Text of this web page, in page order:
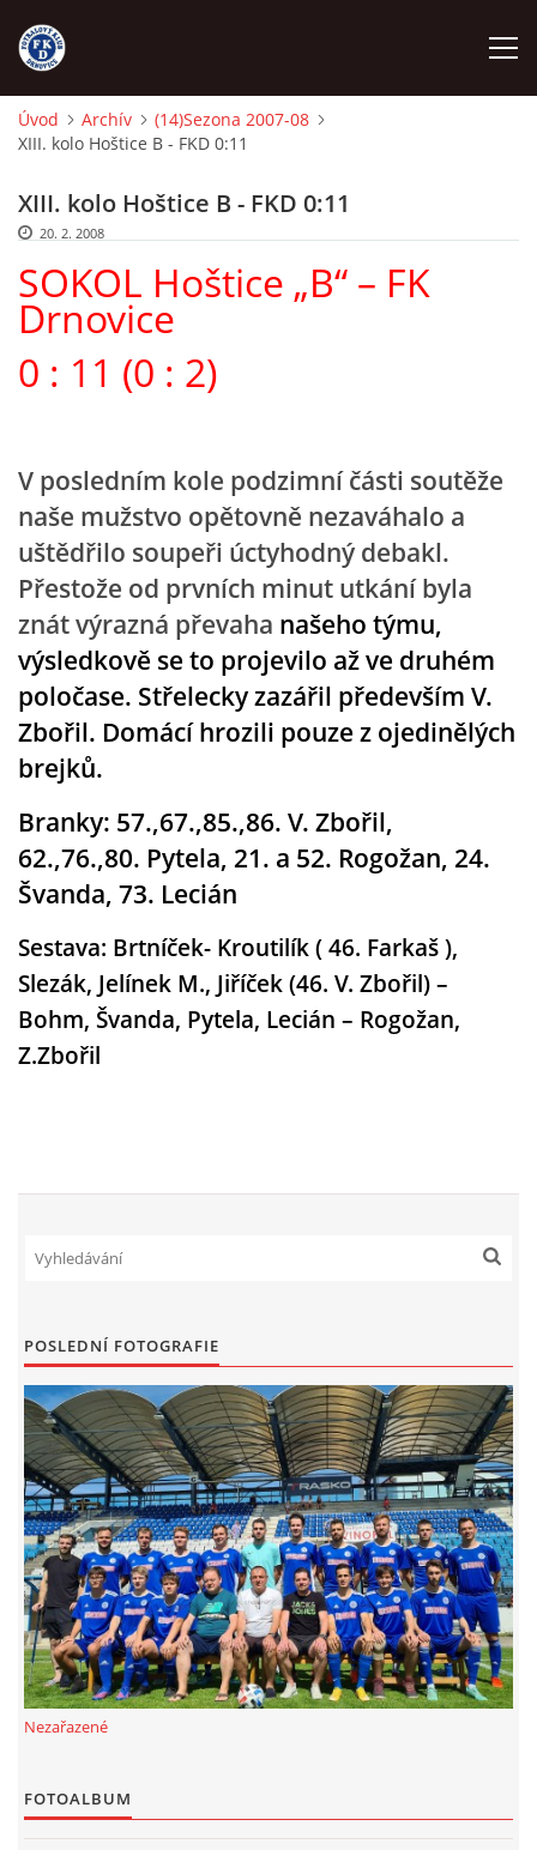
ÚVOD
NÁBOR
FKD A
FKD B
STARŠÍ ŽÁCI
MLADŠÍ ŽÁCI
MLADŠÍ ŽÁCI "B"
STARŠÍ PŘÍPRAVKA R 2012 + 2013
PODPORUJÍ NÁŠ KLUB
ARCHÍV
DOTACE
Drnovice 704
© 2026 eStránky.cz |RSS
Úvod Archív
(14)Sezona 2007-08
XIII. kolo Hoštice B - FKD 0:11
XIII. kolo Hoštice B - FKD 0:11
20. 2. 2008
SOKOL Hoštice „B“ – FK
Drnovice
0 : 11 (0 : 2)
V posledním kole podzimní části soutěže
naše mužstvo opětovně nezaváhalo a
uštědřilo soupeři úctyhodný debakl.
Přestože od prvních minut utkání byla
znát výrazná převaha našeho týmu,
výsledkově se to projevilo až ve druhém
poločase. Střelecky zazářil především V.
Zbořil. Domácí hrozili pouze z ojedinělých
brejků.
Branky: 57.,67.,85.,86. V. Zbořil,
62.,76.,80. Pytela, 21. a 52. Rogožan, 24.
Švanda, 73. Lecián
Sestava: Brtníček- Kroutilík ( 46. Farkaš ),
Slezák, Jelínek M., Jiříček (46. V. Zbořil) –
Bohm, Švanda, Pytela, Lecián – Rogožan,
Z.Zbořil
POSLEDNÍ FOTOGRAFIE
Nezařazené
FOTOALBUM